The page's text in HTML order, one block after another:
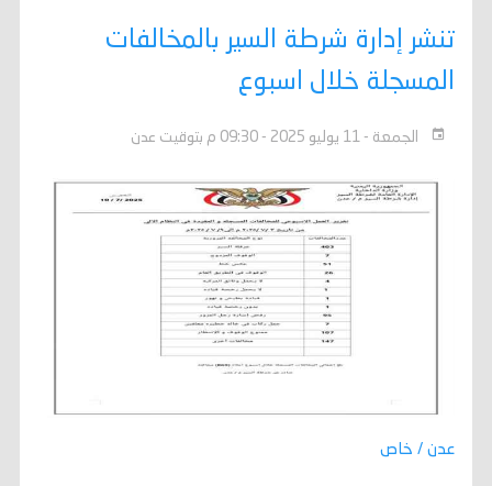
تنشر إدارة شرطة السير بالمخالفات
المسجلة خلال اسبوع
الجمعة - 11 يوليو 2025 - 09:30 م بتوقيت عدن
عدن / خاص